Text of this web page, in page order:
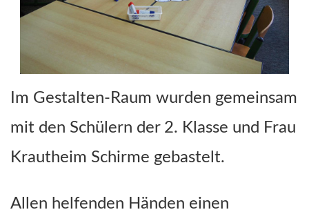
Im Gestalten-Raum wurden gemeinsam
mit den Schülern der 2. Klasse und Frau
Krautheim Schirme gebastelt.
Allen helfenden Händen einen